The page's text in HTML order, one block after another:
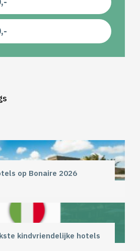
op Bonaire 2026
kindvriendelijke hotels